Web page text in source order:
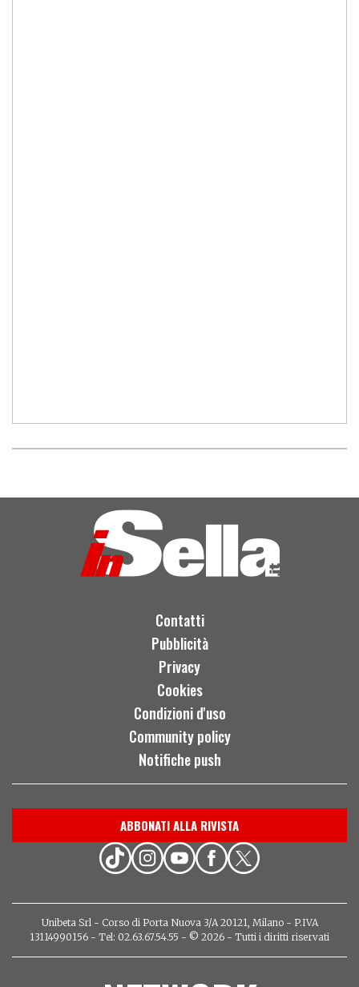
Contatti
Pubblicità
Privacy
Cookies
Condizioni d'uso
Community policy
Notifiche push
ABBONATI ALLA RIVISTA
Unibeta Srl - Corso di Porta Nuova 3/A 20121, Milano - P.IVA
13114990156 - Tel: 02.63.67.54.55 - © 2026 - Tutti i diritti riservati